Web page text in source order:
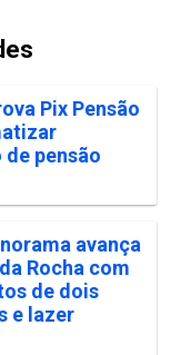
Pix Pensão
pensão
avança
Rocha com
de dois
e lazer